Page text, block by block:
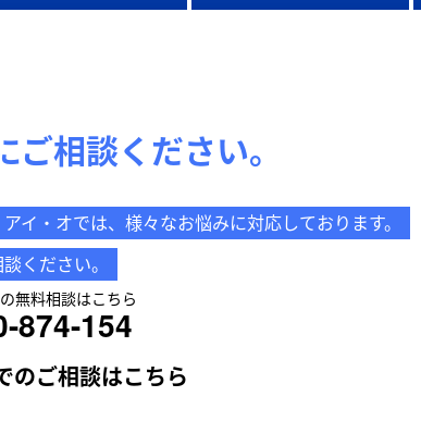
ご相談ください。
イ・オでは、様々なお悩みに対応しております。
ください。
無料相談はこちら
874-154
のご相談はこちら